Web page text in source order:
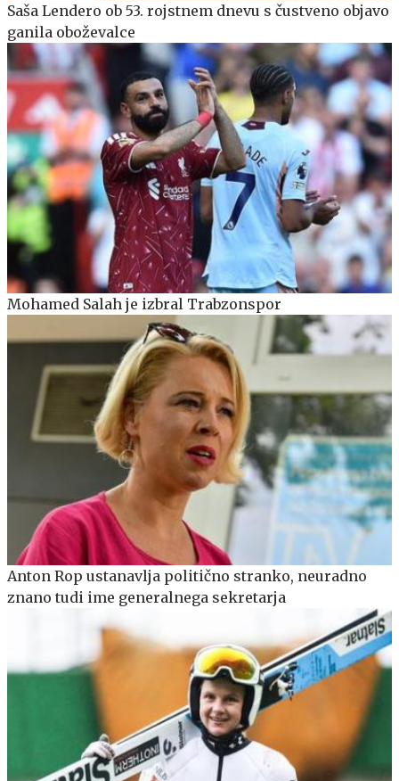
Saša Lendero ob 53. rojstnem dnevu s čustveno objavo
ganila oboževalce
Mohamed Salah je izbral Trabzonspor
Anton Rop ustanavlja politično stranko, neuradno
znano tudi ime generalnega sekretarja